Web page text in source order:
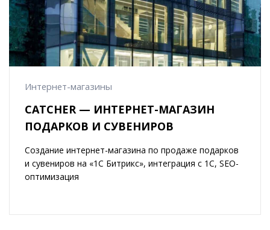
Интернет-магазины
CATCHER — ИНТЕРНЕТ-МАГАЗИН
ПОДАРКОВ И СУВЕНИРОВ
Создание интернет-магазина по продаже подарков
и сувениров на «1С Битрикс», интеграция с 1С, SEO-
оптимизация